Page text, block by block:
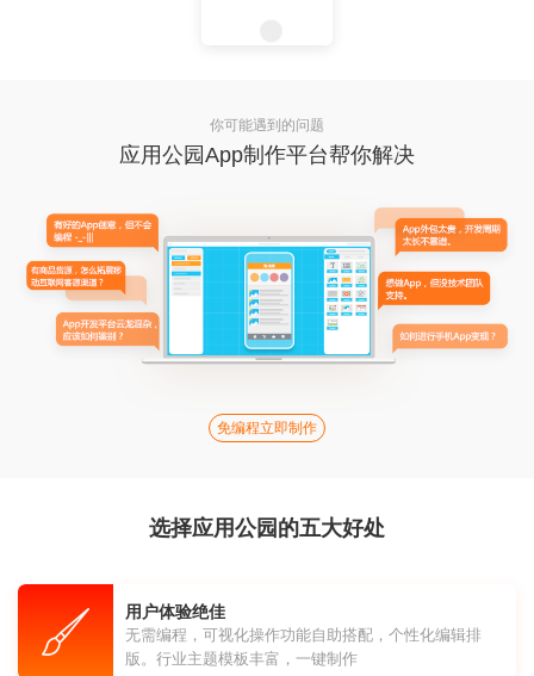
你可能遇到的问题
应用公园App制作平台帮你解决
免编程立即制作
选择应用公园的五大好处
用户体验绝佳
无需编程，可视化操作功能自助搭配，个性化编辑排
版。行业主题模板丰富，一键制作